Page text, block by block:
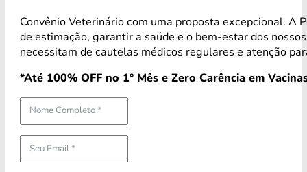
Convênio Veterinário com uma proposta excepcional. A
de estimação, garantir a saúde e o bem-estar dos
necessitam de cautelas médicos regulares e atenção
*Até 100% OFF no 1° Mês e Zero Carência em